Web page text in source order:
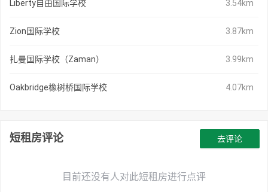
Liberty自由国际学校 3.54km
Zion国际学校 3.87km
扎曼国际学校（Zaman） 3.99km
Oakbridge橡树桥国际学校 4.07km
短租房评论
目前还没有人对此短租房进行点评
去评论